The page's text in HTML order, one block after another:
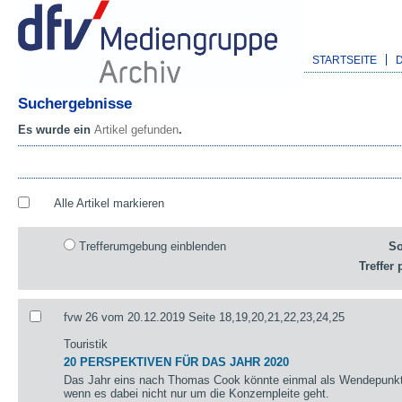
STARTSEITE
Suchergebnisse
Es wurde ein Artikel gefunden.
Alle Artikel markieren
Trefferumgebung einblenden
Treffer
fvw 26 vom 20.12.2019 Seite 18,19,20,21,22,23,24,25
Touristik
20 PERSPEKTIVEN FÜR DAS JAHR 2020
Das Jahr eins nach Thomas Cook könnte einmal als
wenn es dabei nicht nur um die Konzernpleite geht.